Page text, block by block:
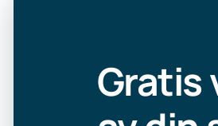
Gratis